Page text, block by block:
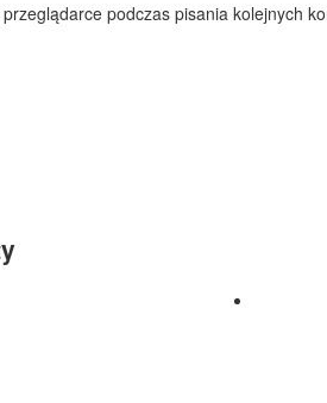
podczas pisania kolejnych